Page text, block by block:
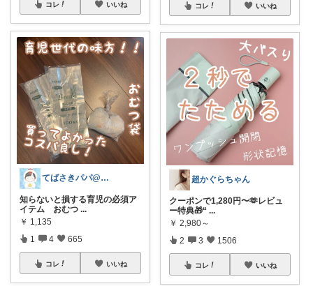
コレ いいね
てばさきパパ@スマホアクセ
知らないと損する育児の必須ア
イテム おむつ ...
￥ 1,135
1 4 665
コレ いいね
コレ いいね
超かぐらちゃん
クーポンで1,280円〜🫶レビュ
ー特典🎁“ ...
￥ 2,980～
2 3 1506
コレ いいね